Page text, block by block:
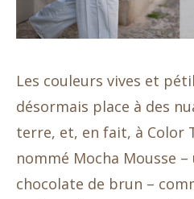
Les couleurs vives et
désormais place à des
terre, et, en fait, à Color
nommé Mocha Mousse
chocolate de brun –